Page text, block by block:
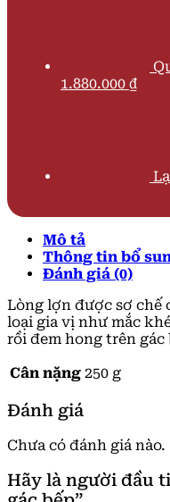
Giá
1.880.000 ₫Giá
Mô tả
Thông tin bổ
Đánh giá (0)
Lòng lợn được sơ chế
loại gia vị như mắc
rồi đem hong trên
Cân nặng 250 g
Đánh giá
Chưa có đánh giá nào.
Hãy là người đầu